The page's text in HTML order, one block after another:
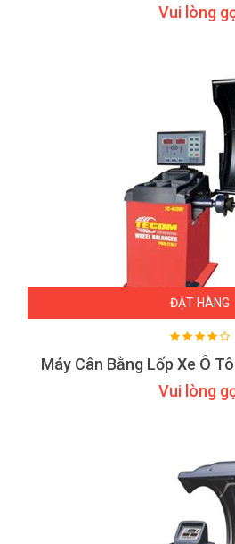
Vui lòng
ĐẶT HÀNG
Vui lòng